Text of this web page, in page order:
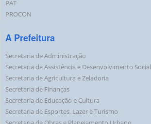
PAT
PROCON
A Prefeitura
Secretaria de Administração
Secretaria de Assistência e Desenvolvimento Social
Secretaria de Agricultura e Zeladoria
Secretaria de Finanças
Secretaria de Educação e Cultura
Secretaria de Esportes, Lazer e Turismo